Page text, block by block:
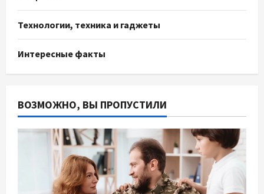
Технологии, техника и гаджеты
Интересные факты
ВОЗМОЖНО, ВЫ ПРОПУСТИЛИ